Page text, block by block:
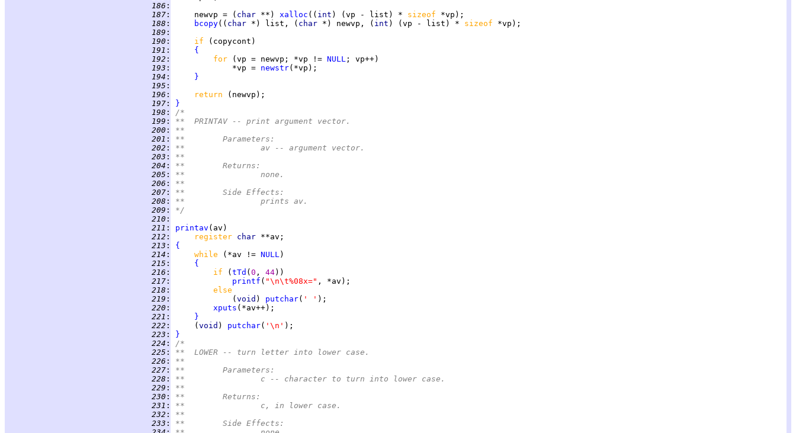
186 :
187 :
     newvp = (
char **) xalloc (( int ) (vp - list) * sizeof
188 : bcopy(( char *) list, ( char *) newvp, ( int ) (vp - list) * sizeof
189 :
190 : if
191 :
{
192 : for (vp = newvp; *vp != NULL
193 :
             *vp =
newstr
194 :
}
195 :
196 : return
197 :
}
198 :
/*
199 :
**  PRINTAV -- print argument vector.
200 :
**
201 :
**	Parameters:
202 :
**		av -- argument vector.
203 :
**
204 :
**	Returns:
205 :
**		none.
206 :
**
207 :
**	Side Effects:
208 :
**		prints av.
209 :
*/
210 :
211 : printav
212 : register char
213 :
{
214 : while (*av != NULL
215 :
{
216 : if ( tTd ( 0 , 44
217 : printf ( "\n\t%08x="
218 :
else
219 :
             (
void ) putchar( ' '
220 : xputs
221 :
}
222 :
     (
void ) putchar( '\n'
223 :
}
224 :
/*
225 :
**  LOWER -- turn letter into lower case.
226 :
**
227 :
**	Parameters:
228 :
**		c -- character to turn into lower case.
229 :
**
230 :
**	Returns:
231 :
**		c, in lower case.
232 :
**
233 :
**	Side Effects: